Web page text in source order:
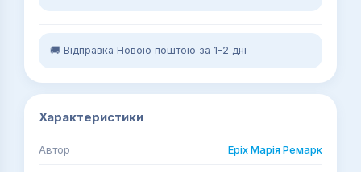
🚚 Відправка Новою поштою за 1–2 дні
Характеристики
Автор Еріх Марія Ремарк